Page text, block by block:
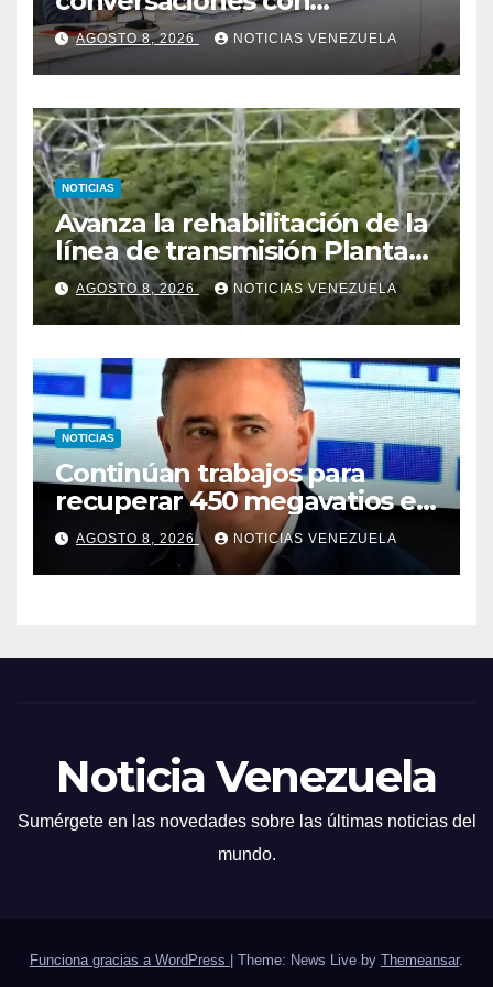
delegación de la Asamblea
Nacional de 2015
AGOSTO 8, 2026 NOTICIAS VENEZUELA
NOTICIAS
Avanza la rehabilitación de la
línea de transmisión Planta
Centro – Yaracuy
AGOSTO 8, 2026 NOTICIAS VENEZUELA
NOTICIAS
Continúan trabajos para
recuperar 450 megavatios en
Termocarabobo tras sismos
AGOSTO 8, 2026 NOTICIAS VENEZUELA
Noticia Venezuela
Sumérgete en las novedades sobre las últimas noticias del
mundo.
Funciona gracias a WordPress Theme: News Live by Themeansar.